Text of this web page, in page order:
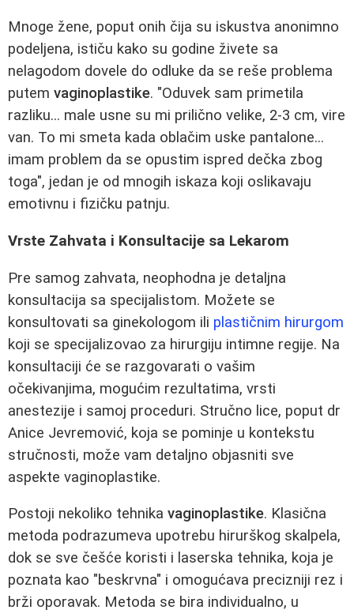
Mnoge žene, poput onih čija su iskustva anonimno
podeljena, ističu kako su godine živete sa
nelagodom dovele do odluke da se reše problema
putem vaginoplastike. "Oduvek sam primetila
razliku... male usne su mi prilično velike, 2-3 cm, vire
van. To mi smeta kada oblačim uske pantalone...
imam problem da se opustim ispred dečka zbog
toga", jedan je od mnogih iskaza koji oslikavaju
emotivnu i fizičku patnju.
Vrste Zahvata i Konsultacije sa Lekarom
Pre samog zahvata, neophodna je detaljna
konsultacija sa specijalistom. Možete se
konsultovati sa ginekologom ili plastičnim hirurgom
koji se specijalizovao za hirurgiju intimne regije. Na
konsultaciji će se razgovarati o vašim
očekivanjima, mogućim rezultatima, vrsti
anestezije i samoj proceduri. Stručno lice, poput dr
Anice Jevremović, koja se pominje u kontekstu
stručnosti, može vam detaljno objasniti sve
aspekte vaginoplastike.
Postoji nekoliko tehnika vaginoplastike. Klasična
metoda podrazumeva upotrebu hirurškog skalpela,
dok se sve češće koristi i laserska tehnika, koja je
poznata kao "beskrvna" i omogućava precizniji rez i
brži oporavak. Metoda se bira individualno, u